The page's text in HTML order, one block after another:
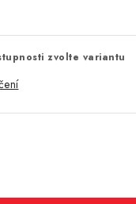
reklamovat či vrátit zboží
Volná místa
zvolte variantu